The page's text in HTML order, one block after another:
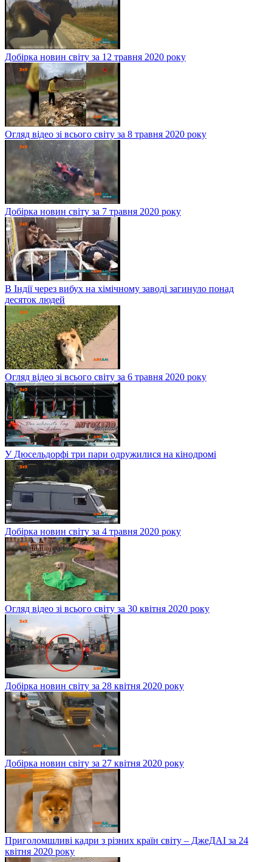
Добірка новин світу за 12 травня 2020 року
Огляд відео зі всього світу за 8 травня 2020 року
Добірка новин світу за 7 травня 2020 року
В Індії через вибух на хімічному заводі загинуло понад
десяток людей
Огляд відео зі всього світу за 6 травня 2020 року
У Дюсельдорфі три пари одружилися на кінодромі
Добірка новин світу за 4 травня 2020 року
Огляд відео зі всього світу за 30 квітня 2020 року
Добірка новин світу за 28 квітня 2020 року
Добірка новин світу за 27 квітня 2020 року
Приголомшливі кадри з різних країн світу – ДжеДАІ за 24
квітня 2020 року